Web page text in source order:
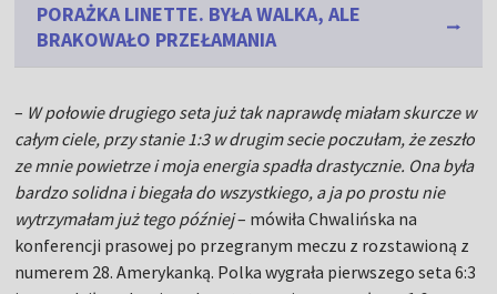
PORAŻKA LINETTE. BYŁA WALKA, ALE
BRAKOWAŁO PRZEŁAMANIA
– W połowie drugiego seta już tak naprawdę miałam skurcze w
całym ciele, przy stanie 1:3 w drugim secie poczułam, że zeszło
ze mnie powietrze i moja energia spadła drastycznie. Ona była
bardzo solidna i biegała do wszystkiego, a ja po prostu nie
wytrzymałam już tego później– mówiła Chwalińska na
konferencji prasowej po przegranym meczu z rozstawioną z
numerem 28. Amerykanką. Polka wygrała pierwszego seta 6:3